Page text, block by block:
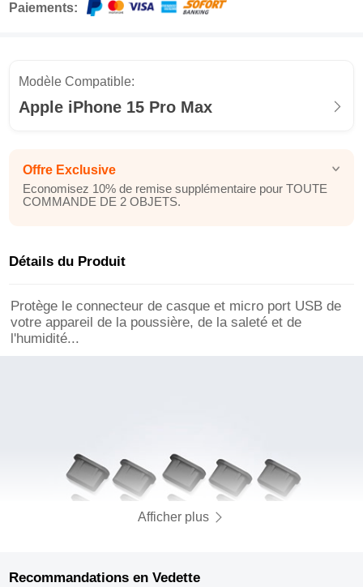
Paiements:
Modèle Compatible:
Apple iPhone 15 Pro Max
Offre Exclusive
Economisez 10% de remise supplémentaire pour TOUTE
COMMANDE DE 2 OBJETS.
Détails du Produit
Protège le connecteur de casque et micro port USB de
votre appareil de la poussière, de la saleté et de
l'humidité...
Afficher plus
Recommandations en Vedette